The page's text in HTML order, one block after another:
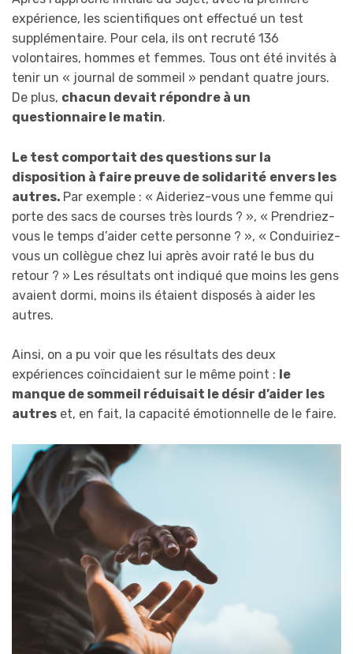
expérience, les scientifiques ont effectué un test
supplémentaire. Pour cela, ils ont recruté 136
volontaires, hommes et femmes. Tous ont été invités à
tenir un « journal de sommeil » pendant quatre jours.
De plus, chacun devait répondre à un
questionnaire le matin.
Le test comportait des questions sur la
disposition à faire preuve de solidarité envers les
autres. Par exemple : « Aideriez-vous une femme qui
porte des sacs de courses très lourds ? », « Prendriez-
vous le temps d’aider cette personne ? », « Conduiriez-
vous un collègue chez lui après avoir raté le bus du
retour ? » Les résultats ont indiqué que moins les gens
avaient dormi, moins ils étaient disposés à aider les
autres.
Ainsi, on a pu voir que les résultats des deux
expériences coïncidaient sur le même point : le
manque de sommeil réduisait le désir d’aider les
autres et, en fait, la capacité émotionnelle de le faire.